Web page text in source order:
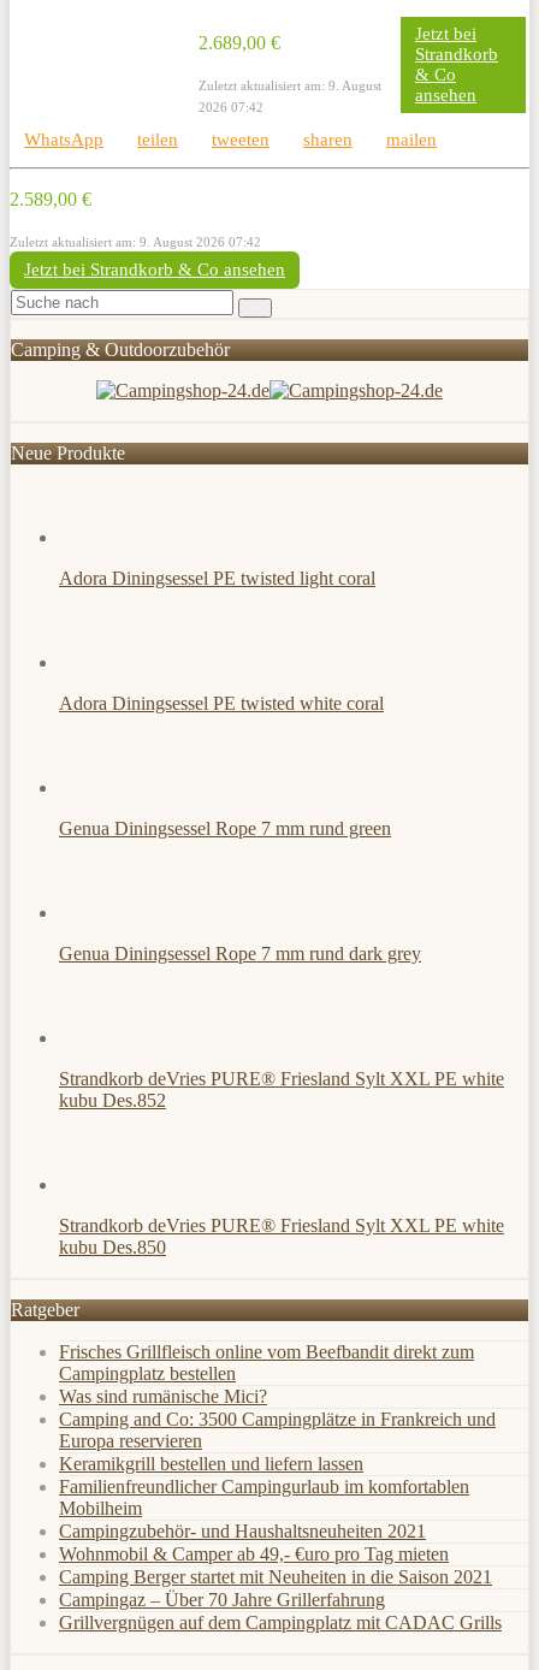
2.689,00 €
Zuletzt aktualisiert am: 9. August
2026 07:42
Jetzt bei
Strandkorb
& Co
ansehen
WhatsApp teilen tweeten sharen mailen
2.589,00 €
Zuletzt aktualisiert am: 9. August 2026 07:42
Jetzt bei Strandkorb & Co ansehen
Camping & Outdoorzubehör
Neue Produkte
Adora Diningsessel PE twisted light coral
Adora Diningsessel PE twisted white coral
Genua Diningsessel Rope 7 mm rund green
Genua Diningsessel Rope 7 mm rund dark grey
Strandkorb deVries PURE® Friesland Sylt XXL PE white
kubu Des.852
Strandkorb deVries PURE® Friesland Sylt XXL PE white
kubu Des.850
Ratgeber
Frisches Grillfleisch online vom Beefbandit direkt zum
Campingplatz bestellen
Was sind rumänische Mici?
Camping and Co: 3500 Campingplätze in Frankreich und
Europa reservieren
Keramikgrill bestellen und liefern lassen
Familienfreundlicher Campingurlaub im komfortablen
Mobilheim
Campingzubehör- und Haushaltsneuheiten 2021
Wohnmobil & Camper ab 49,- €uro pro Tag mieten
Camping Berger startet mit Neuheiten in die Saison 2021
Campingaz – Über 70 Jahre Grillerfahrung
Grillvergnügen auf dem Campingplatz mit CADAC Grills